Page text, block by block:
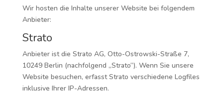
Wir hosten die Inhalte unserer Website bei folgendem
Anbieter:
Strato
Anbieter ist die Strato AG, Otto-Ostrowski-Straße 7,
10249 Berlin (nachfolgend „Strato“). Wenn Sie unsere
Website besuchen, erfasst Strato verschiedene Logfiles
inklusive Ihrer IP-Adressen.